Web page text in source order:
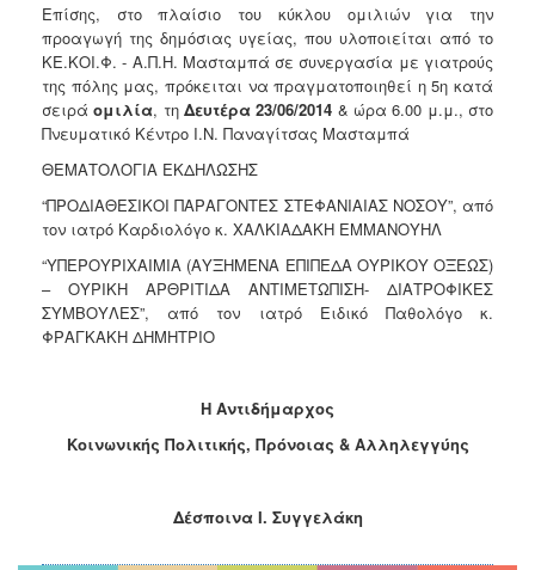
Αδειοδότηση
&
Έλεγχος
Βρεφονηπιακών
Σταθμών
Δημοτικό
Ιατρείο
Ξενώνας
Φιλοξενίας
Κέντρο
Κοινότητας
Κοινωνικό
Επίσης, στο πλαίσιο του κύκλου ομιλιών για την
προαγωγή της δημόσιας υγείας, που υλοποιείται από το
ΚΕ.ΚΟΙ.Φ. - Α.Π.Η. Μασταμπά σε συνεργασία με γιατρούς
της πόλης μας, πρόκειται να πραγματοποιηθεί η 5η κατά
σειράομιλία, τηΔευτέρα 23/06/2014 & ώρα 6.00 μ.μ., στο
Πνευματικό Κέντρο Ι.Ν. Παναγίτσας Μασταμπά
ΘΕΜΑΤΟΛΟΓΙΑ ΕΚΔΗΛΩΣΗΣ
“ΠΡΟΔΙΑΘΕΣΙΚΟΙ ΠΑΡΑΓΟΝΤΕΣ ΣΤΕΦΑΝΙΑΙΑΣ ΝΟΣΟΥ”, από
τον ιατρό Καρδιολόγο κ. ΧΑΛΚΙΑΔΑΚΗ ΕΜΜΑΝΟΥΗΛ
“ΥΠΕΡΟΥΡΙΧΑΙΜΙΑ (ΑΥΞΗΜΕΝΑ ΕΠΙΠΕΔΑ ΟΥΡΙΚΟΥ ΟΞΕΩΣ)
– ΟΥΡΙΚΗ ΑΡΘΡΙΤΙΔΑ ΑΝΤΙΜΕΤΩΠΙΣΗ- ΔΙΑΤΡΟΦΙΚΕΣ
ΣΥΜΒΟΥΛΕΣ”, από τον ιατρό Ειδικό Παθολόγο κ.
ΦΡΑΓΚΑΚΗ ΔΗΜΗΤΡΙΟ
Η Αντιδήμαρχος
Κοινωνικής Πολιτικής, Πρόνοιας & Αλληλεγγύης
Δέσποινα Ι. Συγγελάκη